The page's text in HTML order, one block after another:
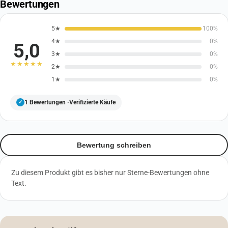
Bewertungen
5,0
★★★★★
5★
100%
4★
0%
3★
0%
2★
0%
1★
0%
✓ 1 Bewertungen ·Verifizierte Käufe
Bewertung schreiben
Zu diesem Produkt gibt es bisher nur Sterne-Bewertungen ohne
Text.